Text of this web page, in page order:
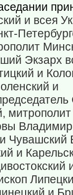
и всея
Экзарх
и
и
митрополит
Чувашский
и